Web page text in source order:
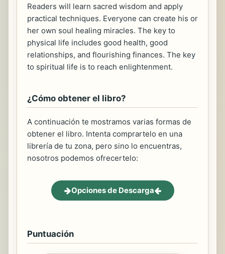
Readers will learn sacred wisdom and apply
practical techniques. Everyone can create his or
her own soul healing miracles. The key to
physical life includes good health, good
relationships, and flourishing finances. The key
to spiritual life is to reach enlightenment.
¿Cómo obtener el libro?
A continuación te mostramos varias formas de
obtener el libro. Intenta comprartelo en una
librería de tu zona, pero sino lo encuentras,
nosotros podemos ofrecertelo:
Opciones de Descarga
Puntuación